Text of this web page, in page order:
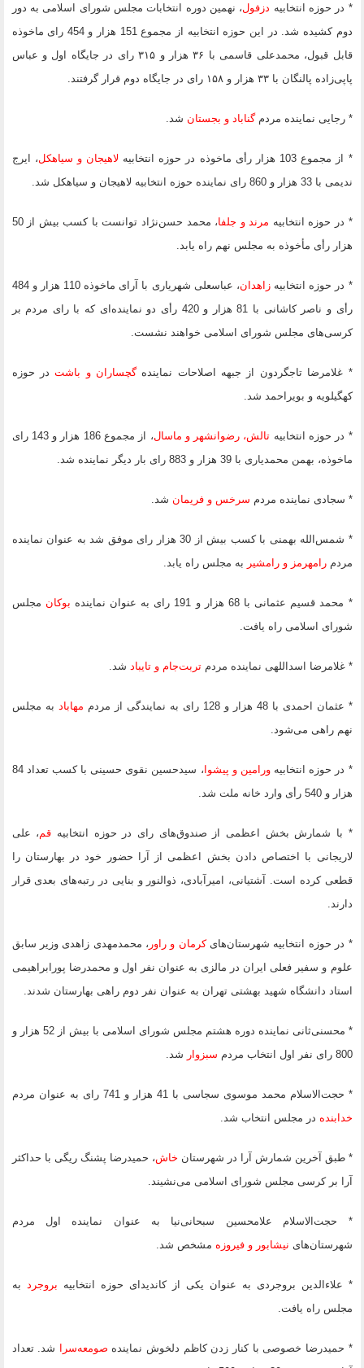
* در حوزه انتخابیه دزفول، نهمین دوره انتخابات مجلس شورای اسلامی به دور
دوم کشیده شد. در این حوزه انتخابیه از مجموع 151 هزار و 454 رای ماخوذه
قابل قبول، محمدعلی قاسمی با ۳۶ هزار و ۳۱۵ رای در جایگاه اول و عباس
پاپی‌زاده پالنگان با ۳۳ هزار و ۱۵۸ رای در جایگاه دوم قرار گرفتند.
* رجایی نماینده مردمگناباد و بجستان شد.
* از مجموع 103 هزار رأی ماخوذه در حوزه انتخابیه لاهیجان و سیاهکل، ایرج
ندیمی با 33 هزار و 860 رای نماینده حوزه انتخابیه لاهیجان و سیاهکل شد.
* در حوزه انتخابیه مرند و جلفا
، محمد حسن‌نژاد توانست با کسب بیش از 50
هزار رأی مأخوذه به مجلس نهم راه یابد.
* در حوزه انتخابیهزاهدان
، عباسعلی شهریاری با آرای ماخوذه 110 هزار و 484
رأی و ناصر کاشانی با 81 هزار و 420 رأی دو نماینده‌ای که با رای مردم بر
کرسی‌های مجلس شورای اسلامی خواهند نشست.
* غلامرضا تاجگردون از جبهه اصلاحات نمایندهگچساران و باشت در حوزه
کهگیلویه و بویراحمد شد.
* در حوزه انتخابیه تالش، رضوانشهر و ماسال
، از مجموع 186 هزار و 143 رای
ماخوذه، بهمن محمدیاری با 39 هزار و 883 رای بار دیگر نماینده شد.
* سجادی نماینده مردم سرخس و فریمان شد.
* شمس‌الله بهمنی با کسب بیش از 30 هزار رای موفق شد به عنوان نماینده
مردمرامهرمز و رامشیر به مجلس راه یابد.
* محمد قسیم عثمانی با 68 هزار و 191 رای به عنوان نماینده بوکان مجلس
شورای اسلامی راه یافت.
* غلامرضا اسداللهی نماینده مردمتربت‌‌جام و تایباد شد.
* عثمان احمدی با 48 هزار و 128 رای به نمایندگی از مردم مهاباد به مجلس
نهم راهی می‌شود.
* در حوزه انتخابیهورامین و پیشوا
، سید‌حسین نقوی حسینی با کسب تعداد 84
هزار و 540 رأی وارد خانه ملت شد.
* با شمارش بخش اعظمی از صندوق‌های رای در حوزه انتخابیه قم، علی
لاریجانی با اختصاص دادن بخش اعظمی از آرا حضور خود در بهارستان را
قطعی کرده است. آشتیانی، امیرآبادی، ذوالنور و بنایی در رتبه‌های بعدی قرار
دارند.
* در حوزه انتخابیه شهرستان‌هایکرمان و راور ، محمدمهدی زاهدی وزیر سابق
علوم و سفیر فعلی ایران در مالزی به عنوان نفر اول و محمدرضا پورابراهیمی
استاد دانشگاه شهید بهشتی تهران به عنوان نفر دوم راهی بهارستان شدند.
* محسنی‌ثانی نماینده دوره هشتم مجلس شورای اسلامی با بیش از 52 هزار و
800 رای نفر اول انتخاب مردم
سبزوار شد.
* حجت‌الاسلام محمد موسوی سجاسی با 41 هزار و 741 رای به عنوان مردم
خدابنده در مجلس انتخاب شد.
* طبق آخرین شمارش آرا در شهرستان خاش، حمیدرضا پشنگ ریگی با حداکثر
آرا بر کرسی مجلس شورای اسلامی می‌نشیند.
* حجت‌الاسلام علامحسین سبحانی‌نیا به عنوان نماینده اول مردم
شهرستان‌های نیشابور و فیروزه مشخص شد.
* علاءالدین بروجردی به عنوان یکی از کاندیدای حوزه انتخابیه بروجرد به
مجلس راه یافت.
* حمیدرضا خصوصی با کنار زدن کاظم دلخوش نماینده صومعه‌سرا شد. تعداد